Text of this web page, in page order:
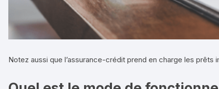
Notez aussi que l’assurance-crédit prend en charge les